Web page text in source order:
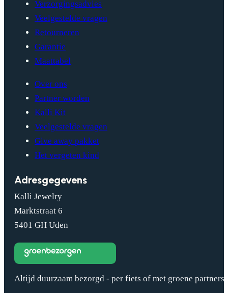
Verzorgingsadvies
Veelgestelde vragen
Retourneren
Garantie
Maattabel
Over ons
Partner worden
Kalli Kit
Veelgestelde vragen
Give away pakket
Het vergeten kind
Adresgegevens
Kalli Jewelry
Marktstraat 6
5401 GH Uden
Altijd duurzaam bezorgd - per fiets of met groene partners